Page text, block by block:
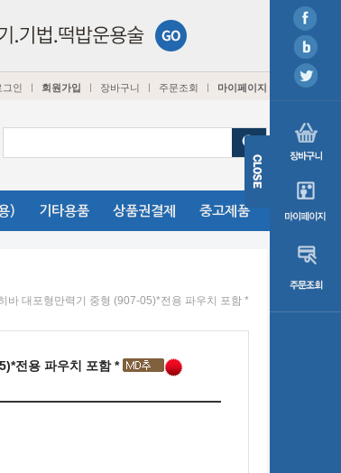
그인 ㅣ 회원가입 ㅣ 장바구니 ㅣ 주문조회 ㅣ 마이페이지
) 기타용품 상품권결제 중고제품
바 대포형만력기 중형 (907-05)*전용 파우치 포함 *
전용 파우치 포함 *